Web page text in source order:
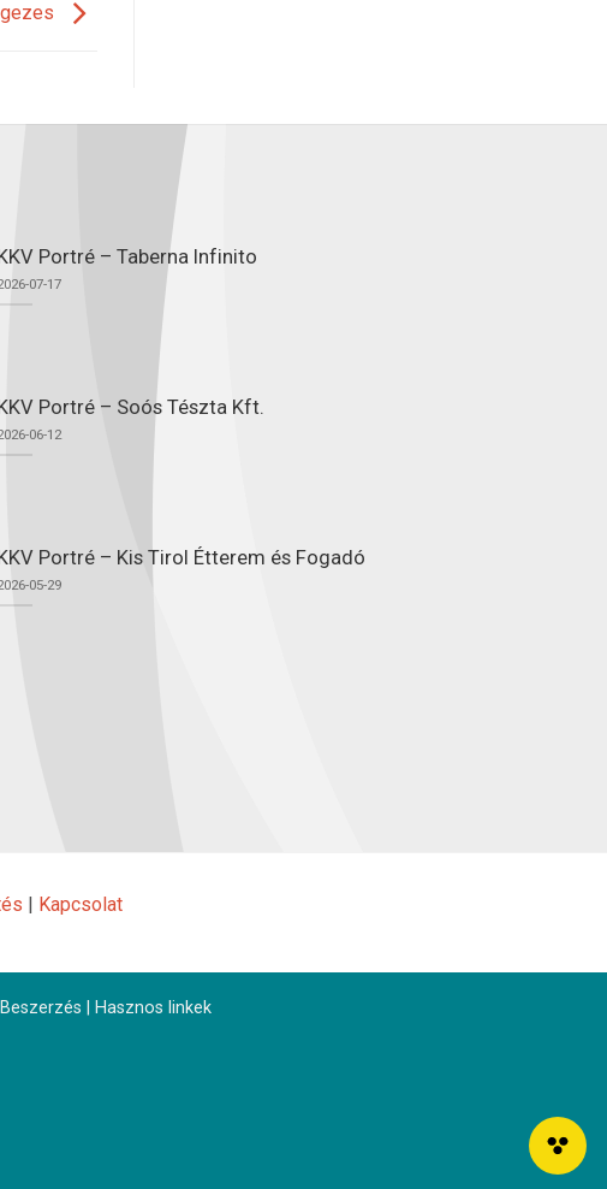
Portré – Taberna Infinito
07-17
Portré – Soós Tészta Kft.
06-12
Portré – Kis Tirol Étterem és Fogadó
05-29
| Kapcsolat
Beszerzés Hasznos linkek